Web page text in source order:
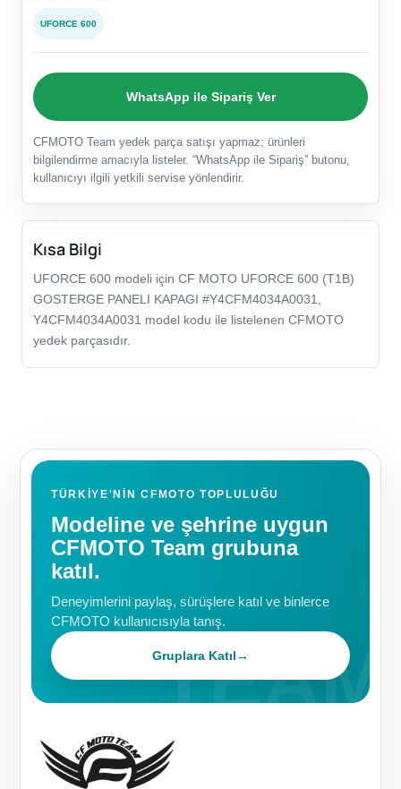
UFORCE 600
WhatsApp ile Sipariş Ver
CFMOTO Team yedek parça satışı yapmaz; ürünleri
bilgilendirme amacıyla listeler. “WhatsApp ile Sipariş” butonu,
kullanıcıyı ilgili yetkili servise yönlendirir.
Kısa Bilgi
UFORCE 600 modeli için CF MOTO UFORCE 600 (T1B)
GOSTERGE PANELI KAPAGI #Y4CFM4034A0031,
Y4CFM4034A0031 model kodu ile listelenen CFMOTO
yedek parçasıdır.
TÜRKIYE'NIN CFMOTO TOPLULUĞU
Modeline ve şehrine uygun
CFMOTO Team grubuna
katıl.
Deneyimlerini paylaş, sürüşlere katıl ve binlerce
CFMOTO kullanıcısıyla tanış.
Gruplara Katıl→